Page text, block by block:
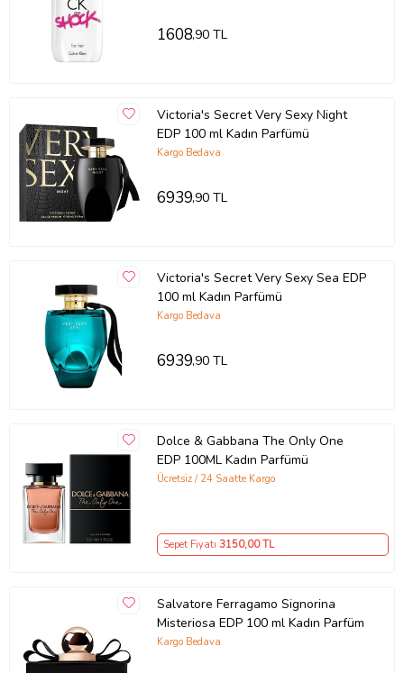
1608,90 TL
Victoria's Secret Very Sexy Night
EDP 100 ml Kadın Parfümü
Kargo Bedava
6939,90 TL
Victoria's Secret Very Sexy Sea EDP
100 ml Kadın Parfümü
Kargo Bedava
6939,90 TL
Dolce & Gabbana The Only One
EDP 100ML Kadın Parfümü
Ücretsiz / 24 Saatte Kargo
Sepet Fiyatı 3150,00 TL
Salvatore Ferragamo Signorina
Misteriosa EDP 100 ml Kadın Parfüm
Kargo Bedava